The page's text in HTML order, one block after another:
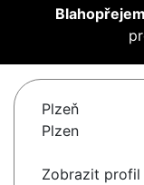
Plzeň
Plzen
Zobrazit profil